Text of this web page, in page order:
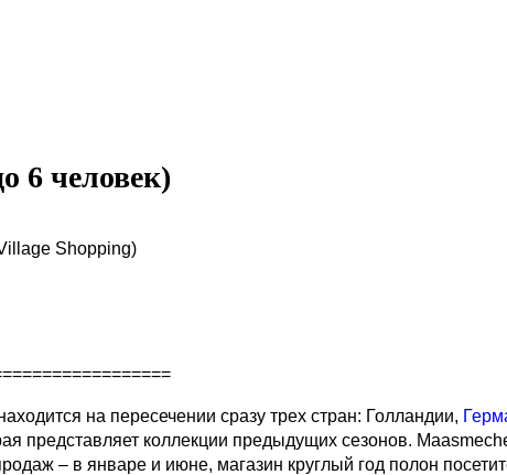
6 человек)
Shopping)
на пересечении сразу трех стран: Голландии,
представляет коллекции предыдущих сезонов.
– в январе и июне, магазин круглый год полон